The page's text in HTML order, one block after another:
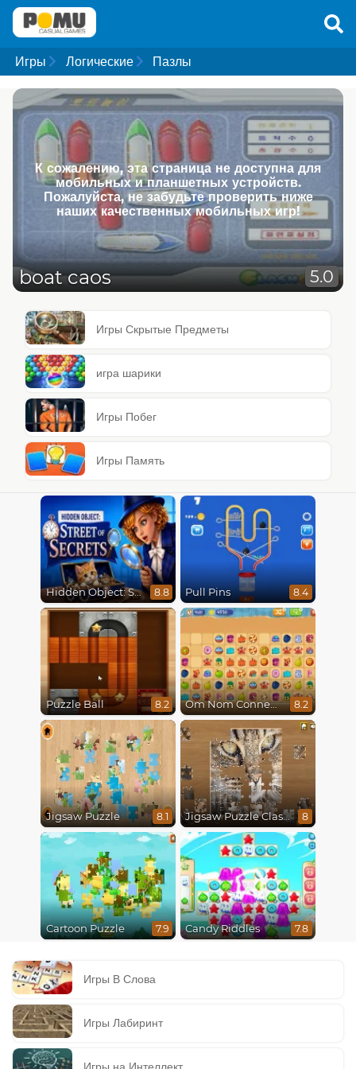
Игры Логические Пазлы
К сожалению, эта страница не доступна для
мобильных и планшетных устройств.
Пожалуйста, не забудьте проверить ниже
наших качественных мобильных игр!
boat caos 5.0
Игры Скрытые Предметы
игра шарики
Игры Побег
Игры Память
Hidden Object: Street Of Secrets 8.8 Pull Pins 8.4
Puzzle Ball 8.2 Om Nom Connect Classic 8.2
Jigsaw Puzzle 8.1 Jigsaw Puzzle Classic 8
Cartoon Puzzle 7.9 Candy Riddles 7.8
Игры В Слова
Игры Лабиринт